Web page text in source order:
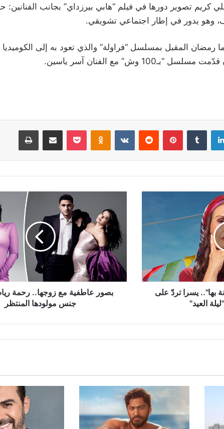
كريم تصوير دورها في فيلم “هابي بيرزداي” بجانب الفنانين:
وهو يدور في إطار اجتماعي تشويقي.
رمضان المقبل بمسلسل “فراولة” والذي تعود به إلى الكوميديا
وش” مع الفنان آسر ياسين.
لينكدإن بينتيريست Odnoklassniki
‫Pocket مشاركة عبر البريد طباعة
بها".. يسرا تردّ على
العيد"
زوجها..
رحمة
رياض
تكشف
جنس
مولودها
المنتظربصور عاطفية مع زوجها.. رحمة
جنس مولودها المنتظر